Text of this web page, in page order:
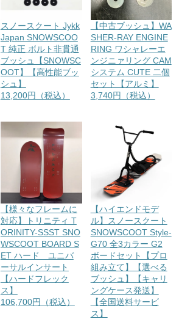
スノースクート Jykk
Japan SNOWSCOO
T 純正 ボルト非貫通
ブッシュ【SNOWSC
OOT】【高性能ブッ
シュ】
13,200円（税込）
【中古ブッシュ】WA
SHER-RAY ENGINE
RING ワシャレーエ
ンジニァリング CAM
システム CUTE 二個
セット【アルミ】
3,740円（税込）
【様々なフレームに
対応】トリニティ T
ORINITY-SSST SNO
WSCOOT BOARD S
ET ハード ユニバ
ーサルインサート
【ハードフレック
ス】
106,700円（税込）
【ハイエンドモデ
ル】スノースクート
SNOWSCOOT Style-
G70 全3カラー G2
ボードセット【プロ
組み立て】【選べる
ブッシュ】【キャリ
ングケース発送】
【全国送料サービ
ス】